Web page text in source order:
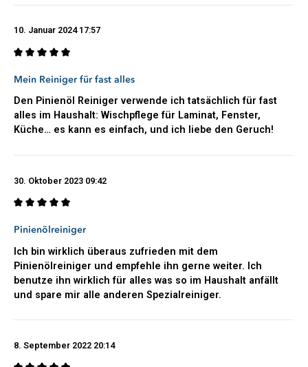
und Pflege macht den Pinienöl Reiniger besonders beliebt bei
Jahren auch auf zahlreichen anderen Oberflächen im
Fenster, Spiegel, Badkeramik, Jalousien sowie viele Kunststoff-
und Steinoberflächen lassen sich gründlich und
materialschonend reinigen.
Auch im Außenbereich überzeugt der Reiniger durch seine
kraftvollen Reinigung und dem angenehm frischen Duft echter
und Materialverträglichkeit macht den Pastaclean Pinienöl
Reiniger für viele Kunden zu einem der vielseitigsten
Universalreiniger im gesamten Haushalt.
Besonders beliebt für Holz, Parkett und
Laminat
„Pinie“ ihre besonderen Stärken aus.
10. Januar 2024 17:57
Bewertung mit 5 von 5 Sternen
Mein Reiniger für fast alles
Den Pinienöl Reiniger verwende ich tatsächlich für fast
alles im Haushalt: Wischpflege für Laminat, Fenster,
Küche… es kann es einfach, und ich liebe den Geruch!
30. Oktober 2023 09:42
Bewertung mit 5 von 5 Sternen
Pinienölreiniger
Ich bin wirklich überaus zufrieden mit dem
Pinienölreiniger und empfehle ihn gerne weiter. Ich
benutze ihn wirklich für alles was so im Haushalt anfällt
und spare mir alle anderen Spezialreiniger.
8. September 2022 20:14